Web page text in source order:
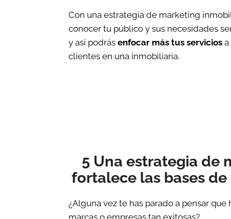
Con una estrategia de marketing
conocer tu público y sus necesidades
y así podrásenfocar más tus servicios a
clientes en una inmobiliaria.
5 Una estrategia de
fortalece las bases
¿Alguna vez te has parado a pensar que
marcas o empresas tan exitosas?